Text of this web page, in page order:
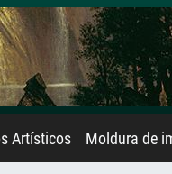
Artísticos Moldura de